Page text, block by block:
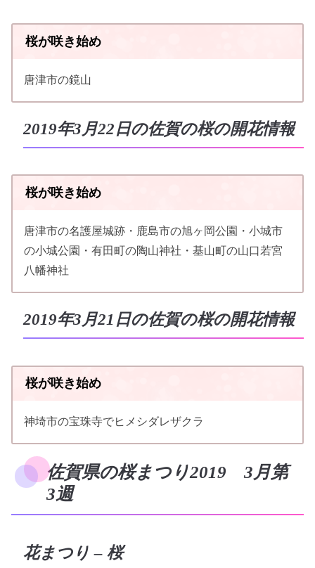
桜が咲き始め
唐津市の鏡山
2019年3月22日の佐賀の桜の開花情報
桜が咲き始め
唐津市の名護屋城跡・鹿島市の旭ヶ岡公園・小城市
の小城公園・有田町の陶山神社・基山町の山口若宮
八幡神社
2019年3月21日の佐賀の桜の開花情報
桜が咲き始め
神埼市の宝珠寺でヒメシダレザクラ
佐賀県の桜まつり2019 3月第
3週
花まつり – 桜